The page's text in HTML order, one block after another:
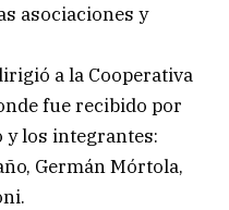
asociaciones y
a la Cooperativa
fue recibido por
y los integrantes:
Germán Mórtola,